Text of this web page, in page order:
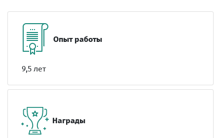
Опыт работы
9,5 лет
Награды